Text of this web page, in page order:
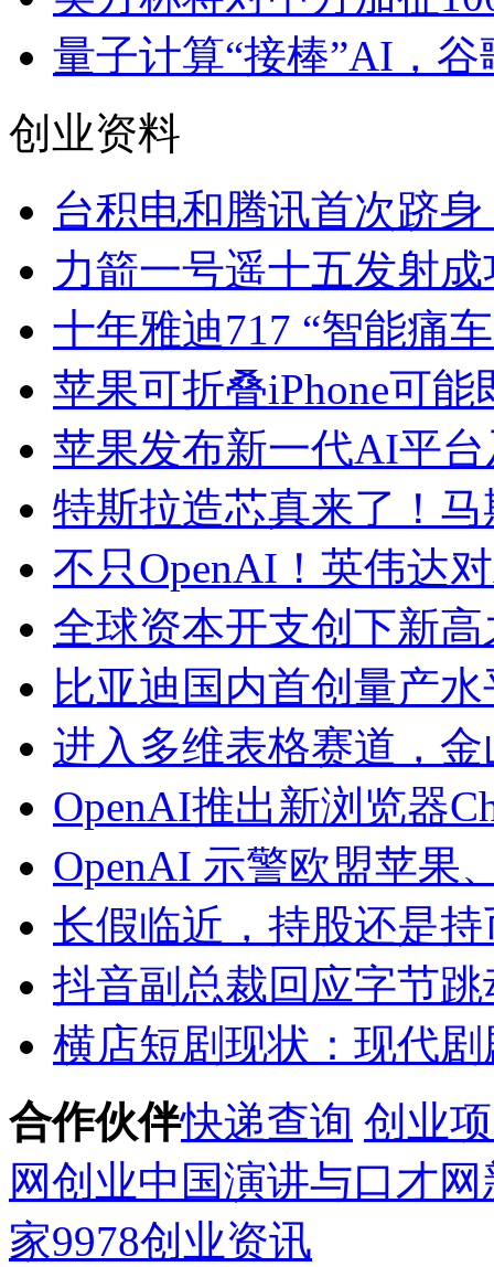
量子计算“接棒”AI，
创业资料
台积电和腾讯首次跻
力箭一号遥十五发射
十年雅迪717 “智能痛
苹果可折叠iPhone可能
苹果发布新一代AI平
特斯拉造芯真来了！马
不只OpenAI！英伟达
全球资本开支创下新
比亚迪国内首创量产
进入多维表格赛道，
OpenAI推出新浏览器
OpenAI 示警欧盟苹果
长假临近，持股还是
抖音副总裁回应字节
横店短剧现状：现代剧
合作伙伴快递查询 创业
网创业中国演讲与口才网
家9978创业资讯